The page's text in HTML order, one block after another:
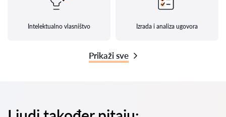
Intelektualno vlasništvo Izrada i analiza ugovora
Prikaži sve